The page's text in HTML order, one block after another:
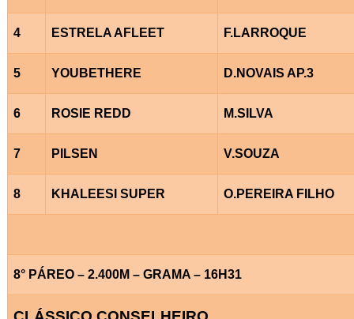
4 ESTRELA AFLEET F.LARROQUE
5 YOUBETHERE D.NOVAIS AP.3
6 ROSIE REDD M.SILVA
7 PILSEN V.SOUZA
8 KHALEESI SUPER O.PEREIRA FILHO
8° PÁREO – 2.400M – GRAMA – 16H31